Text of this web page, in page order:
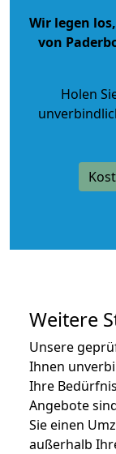
Wir legen
von
Holen
Weitere
Unsere
Ihnen
Ihre
Angebote
Sie einen
außerhalb